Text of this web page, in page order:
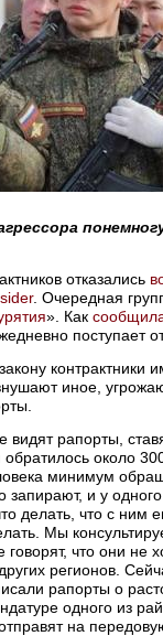
отказались
. Очередная
». Как
поступает
контрактники
иное,
рапорты,
около
минимум
запирают, и у
делать, что с ним
Мы
что они не
регионов.
рапорты о
одного из
на